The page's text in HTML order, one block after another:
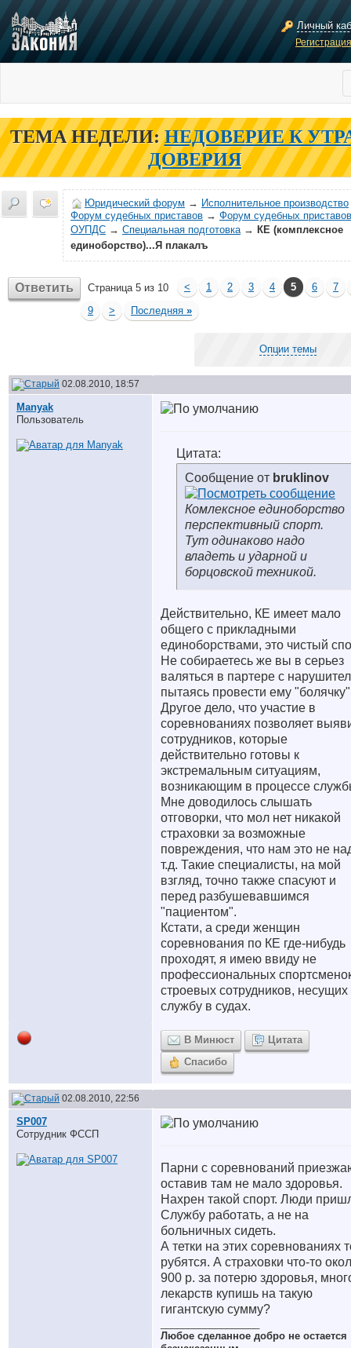
Личный
ТЕМА НЕДЕЛИ: НЕДОВЕРИЕ К
ДОВЕРИЯ
Юридический форум → Исполнительное производство
Форум судебных приставов → Форум судебных
ОУПДС → Специальная подготовка→ КЕ (комплексное
единоборство)...Я плакалъ
Ответить Страница 5 из 10 < 1 2 3 4 5 6
7
9
> Последняя »
Опции темы
02.08.2010, 18:57
Manyak
Пользователь
Цитата:
Сообщение от bruklinov
Комлексное единоборство
перспективный спорт.
Тут одинаково надо
владеть и ударной и
борцовской техникой.
Действительно, КЕ имеет мало
общего с прикладными
единоборствами, это чистый
Не собираетесь же вы в серьез
валяться в партере с
пытаясь провести ему
Другое дело, что участие в
соревнованиях позволяет
сотрудников, которые
действительно готовы к
экстремальным ситуациям,
возникающим в процессе
Мне доводилось слышать
отговорки, что мол нет никакой
страховки за возможные
повреждения, что нам это не
т.д. Такие специалисты, на мой
взгляд, точно также спасуют и
перед разбушевавшимся
"пациентом".
Кстати, а среди женщин
соревнования по КЕ где-нибудь
проходят, я имею ввиду не
профессиональных
строевых сотрудников, несущих
службу в судах.
В Минюст
Цитата
Спасибо
02.08.2010, 22:56
SP007
Сотрудник ФССП
Парни с соревнований
оставив там не мало здоровья.
Нахрен такой спорт. Люди
Службу работать, а не на
больничных сидеть.
А тетки на этих соревнованиях
рубятся. А страховки что-то
900 р. за потерю здоровья,
лекарств купишь на такую
гигантскую сумму?
Любое сделанное добро не остается